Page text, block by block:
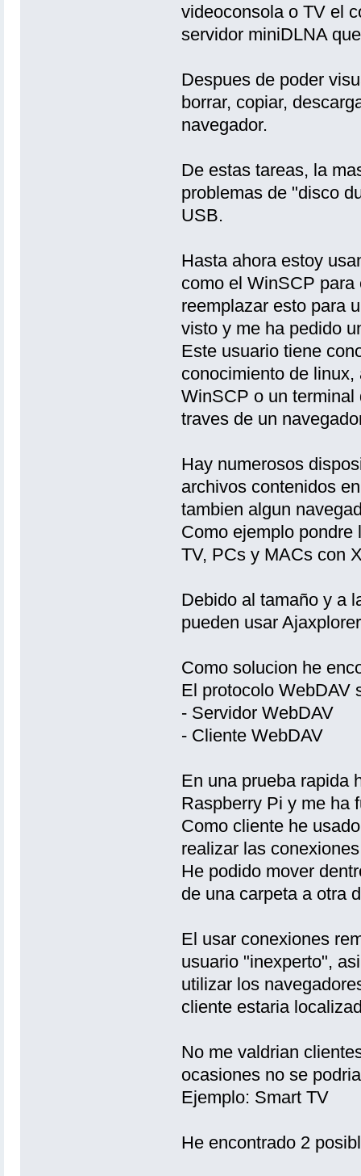
videoconsola o TV el
servidor miniDLNA
Despues de poder
borrar, copiar,
navegador.
De estas tareas, la
problemas de "disco
USB.
Hasta ahora estoy
como el WinSCP
reemplazar esto para
visto y me ha pedido
Este usuario tiene
conocimiento de
WinSCP o un
traves de un
Hay numerosos
archivos contenidos
tambien algun
Como ejemplo pondre
TV, PCs y MACs con
Debido al tamaño y a
pueden usar
Como solucion he
El protocolo WebDAV
- Servidor WebDAV
- Cliente WebDAV
En una prueba rapida
Raspberry Pi y me ha
Como cliente he
realizar las
He podido mover
de una carpeta a otra
El usar conexiones
usuario "inexperto",
utilizar los
cliente estaria
No me valdrian
ocasiones no se
Ejemplo: Smart TV
He encontrado 2